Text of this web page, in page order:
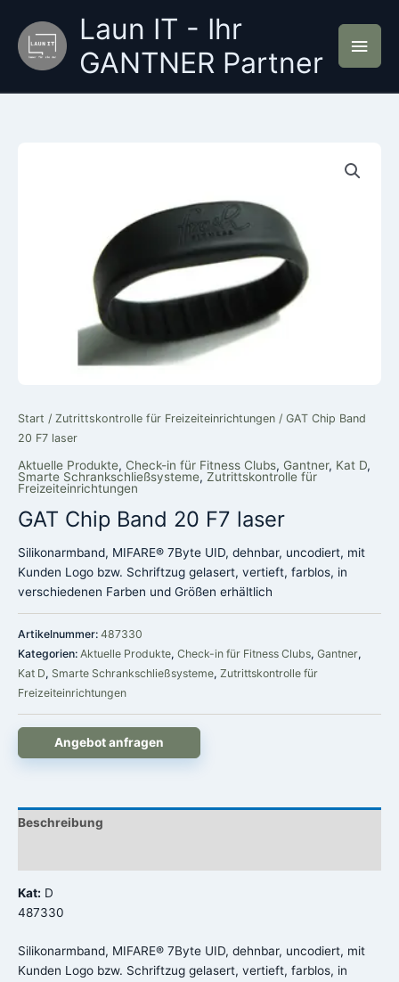
Inhalt
springen
Laun IT - Ihr
GANTNER Partner
Start / Zutrittskontrolle für Freizeiteinrichtungen / GAT Chip Band
20 F7 laser
Aktuelle Produkte, Check-in für Fitness Clubs, Gantner, Kat D,
Smarte Schrankschließsysteme, Zutrittskontrolle für
Freizeiteinrichtungen
GAT Chip Band 20 F7 laser
Silikonarmband, MIFARE® 7Byte UID, dehnbar, uncodiert, mit
Kunden Logo bzw. Schriftzug gelasert, vertieft, farblos, in
verschiedenen Farben und Größen erhältlich
Artikelnummer: 487330
Kategorien: Aktuelle Produkte, Check-in für Fitness Clubs, Gantner,
Kat D, Smarte Schrankschließsysteme, Zutrittskontrolle für
Freizeiteinrichtungen
Angebot anfragen
Beschreibung
Kat: D
487330
Silikonarmband, MIFARE® 7Byte UID, dehnbar, uncodiert, mit
Kunden Logo bzw. Schriftzug gelasert, vertieft, farblos, in